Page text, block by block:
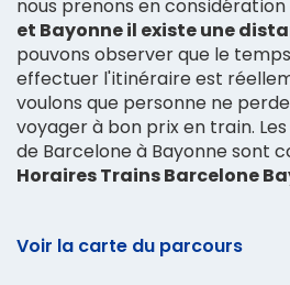
nous prenons en
et Bayonne il existe une
pouvons observer que le
effectuer l'itinéraire est
voulons que personne ne
voyager à bon prix en train.
de Barcelone à Bayonne sont
Horaires Trains Barcelone
Voir la carte du parcours